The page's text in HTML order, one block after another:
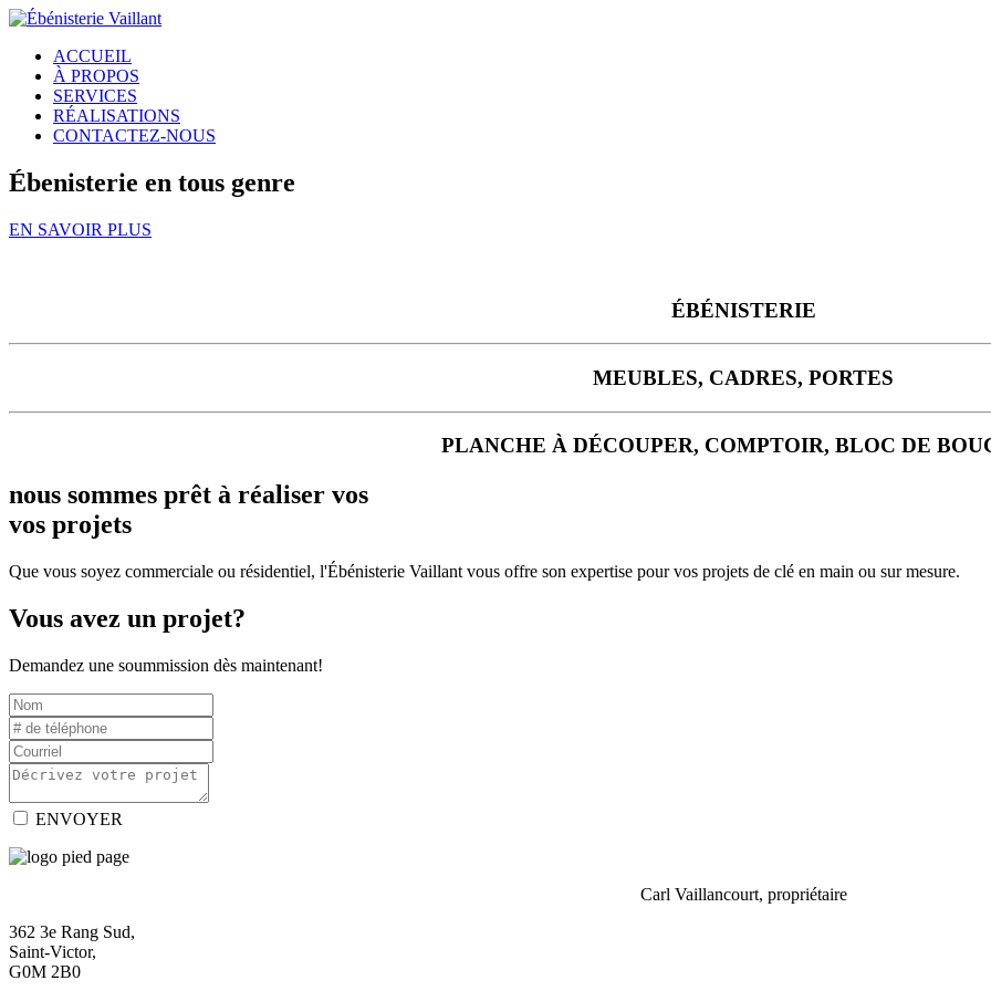
ACCUEIL
À PROPOS
SERVICES
RÉALISATIONS
CONTACTEZ-NOUS
Ébenisterie en tous genre
EN SAVOIR PLUS
ÉBÉNISTERIE
MEUBLES, CADRES, PORTES
PLANCHE À DÉCOUPER, COMPTOIR, BLOC DE
nous sommes prêt à réaliser vos
vos projets
Que vous soyez commerciale ou résidentiel, l'Ébénisterie Vaillant vous offre son expertise pour vos projets de clé en main ou sur mesure.
Vous avez un projet?
Demandez une soummission dès maintenant!
ENVOYER
Carl Vaillancourt, propriétaire
362 3e Rang Sud,
Saint-Victor,
G0M 2B0